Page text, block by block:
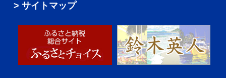
サイトマップ